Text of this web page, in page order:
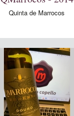
Quinta de Marrocos